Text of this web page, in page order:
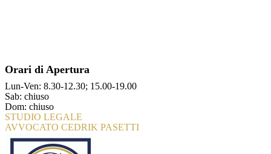
Orari di Apertura
Lun-Ven: 8.30-12.30; 15.00-19.00
Sab: chiuso
Dom: chiuso
STUDIO LEGALE
AVVOCATO CEDRIK PASETTI